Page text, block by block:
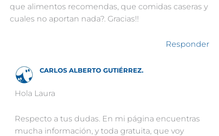
que alimentos recomendas, que comidas caseras y
cuales no aportan nada?. Gracias!!
Responder
CARLOS ALBERTO GUTIÉRREZ.
Hola Laura
Respecto a tus dudas. En mi página encuentras
mucha información, y toda gratuita, que voy